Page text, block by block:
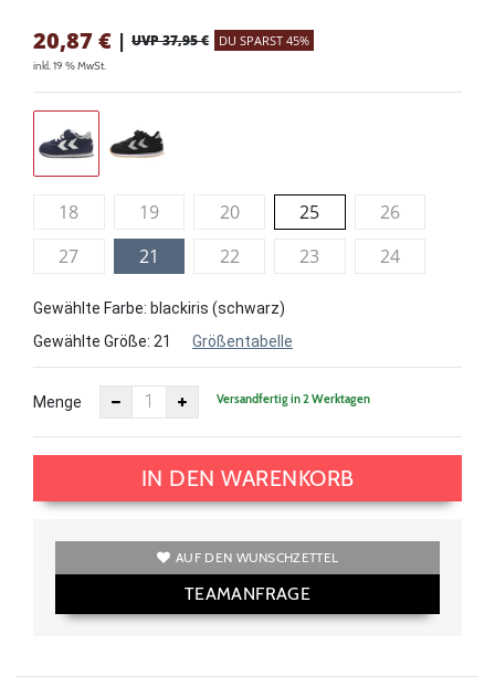
20,87 € | UVP 37,95 € DU SPARST 45%
inkl. 19 % MwSt.
18 19 20 25
26
27
21 22 23 24
Gewählte Farbe: blackiris (schwarz)
Gewählte Größe: 21 Größentabelle
Menge Versandfertig in 2 Werktagen
IN DEN WARENKORB
AUF DEN WUNSCHZETTEL
TEAMANFRAGE